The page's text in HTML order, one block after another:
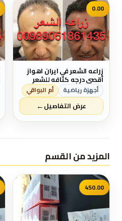
0.00
زراعه الشعر في ايران اهواز
أقصي درجه كثافه للشعر
نقل من الحدود، السكن ،
تحاليل العمليه ، بل اشراف
طبيب جلدي و شعر اتصال
علي واتساپ دكتوره سميه
أجهزة رياضية أم البواقي
عرض التفاصيل←
المزيد من القسم
450.00